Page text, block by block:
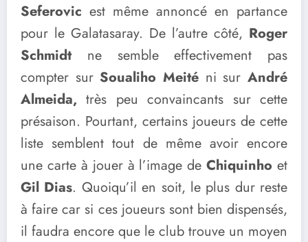
Seferovic est même annoncé en partance
pour le Galatasaray. De l’autre côté, Roger
Schmidtne semble effectivement pas
compter sur Soualiho Meité ni surAndré
Almeida,très peu convaincants sur cette
présaison. Pourtant, certains joueurs de cette
liste semblent tout de même avoir encore
une carte à jouer à l’image deChiquinho et
Gil Dias. Quoiqu’il en soit, le plus dur reste
à faire car si ces joueurs sont bien dispensés,
il faudra encore que le club trouve un moyen